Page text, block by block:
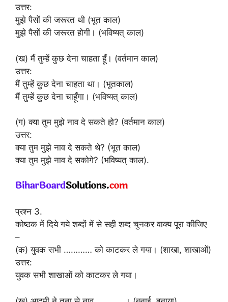
उत्तर:
मुझे पैसों की जरूरत थी (भूत काल)
मुझे पैसों की जरूरत होगी। (भविष्यत् काल)
(ख) मैं तुम्हें कुछ देना चाहता हूँ। (वर्तमान काल)
उत्तर:
मैं तुम्हें कुछ देना चाहता था। (भूतकाल)
मैं तुम्हें कुछ देना चाहूँगा। (भविष्यत् काल)
(ग) क्या तुम मुझे नाव दे सकते हो? (वर्तमान काल)
उत्तर:
क्या तुम मुझे नाव दे सकते थे? (भूत काल)
क्या तुम मुझे नाव दे सकोगे? (भविष्यत् काल).
प्रश्न 3.
कोष्ठक में दिये गये शब्दों में से सही शब्द चुनकर वाक्य पूरा कीजिए
–
(क) युवक सभी ………… को काटकर ले गया। (शाखा, शाखाओं)
उत्तर:
युवक सभी शाखाओं को काटकर ले गया।